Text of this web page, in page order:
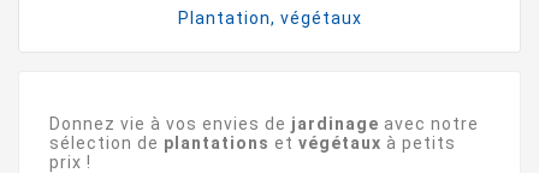
Plantation, végétaux
Donnez vie à vos envies de jardinage avec notre
sélection de plantations et végétaux à petits
prix !